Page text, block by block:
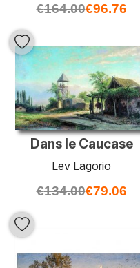
€164.00€96.76
Dans le Caucase
Lev Lagorio
€134.00€79.06